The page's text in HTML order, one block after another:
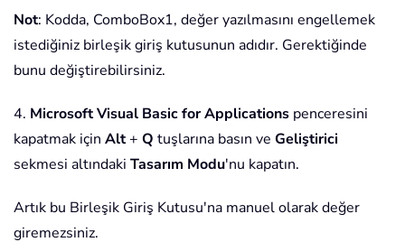
Not: Kodda, ComboBox1, değer yazılmasını engellemek
istediğiniz birleşik giriş kutusunun adıdır. Gerektiğinde
bunu değiştirebilirsiniz.
4. Microsoft Visual Basic for Applications penceresini
kapatmak için Alt+ Q tuşlarına basın ve Geliştirici
sekmesi altındaki Tasarım Modu'nu kapatın.
Artık bu Birleşik Giriş Kutusu'na manuel olarak değer
giremezsiniz.